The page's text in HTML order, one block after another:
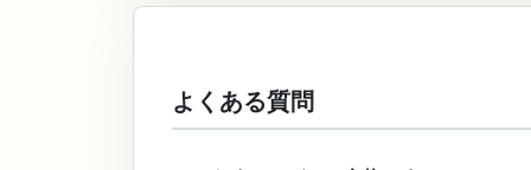
よくある質問